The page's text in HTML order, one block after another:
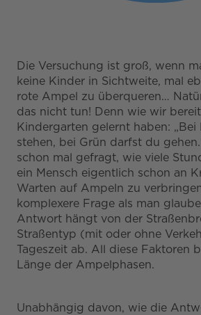
Die Versuchung ist groß, wenn
keine Kinder in Sichtweite, mal
rote Ampel zu überqueren…
das nicht tun! Denn wie wir
Kindergarten gelernt haben:
stehen, bei Grün darfst du
schon mal gefragt, wie viele
ein Mensch eigentlich schon an
Warten auf Ampeln zu
komplexere Frage als man
Antwort hängt von der
Straßentyp (mit oder ohne
Tageszeit ab. All diese Faktoren
Länge der Ampelphasen.
Unabhängig davon, wie die